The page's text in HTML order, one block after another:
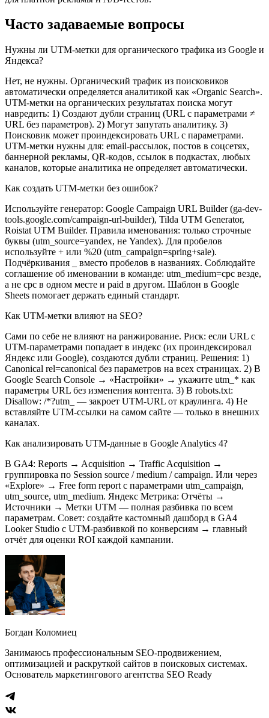
Часто задаваемые вопросы
Нужны ли UTM-метки для органического трафика из Google и
Яндекса?
Нет, не нужны. Органический трафик из поисковиков
автоматически определяется аналитикой как «Organic Search».
UTM-метки на органических результатах поиска могут
навредить: 1) Создают дубли страниц (URL с параметрами ≠
URL без параметров). 2) Могут запутать аналитику. 3)
Поисковик может проиндексировать URL с параметрами.
UTM-метки нужны для: email-рассылок, постов в соцсетях,
баннерной рекламы, QR-кодов, ссылок в подкастах, любых
каналов, которые аналитика не определяет автоматически.
Как создать UTM-метки без ошибок?
Используйте генератор: Google Campaign URL Builder (ga-dev-
tools.google.com/campaign-url-builder), Tilda UTM Generator,
Roistat UTM Builder. Правила именования: только строчные
буквы (utm_source=yandex, не Yandex). Для пробелов
используйте + или %20 (utm_campaign=spring+sale).
Подчёркивания _ вместо пробелов в названиях. Соблюдайте
соглашение об именовании в команде: utm_medium=cpc везде,
а не cpc в одном месте и paid в другом. Шаблон в Google
Sheets помогает держать единый стандарт.
Как UTM-метки влияют на SEO?
Сами по себе не влияют на ранжирование. Риск: если URL с
UTM-параметрами попадает в индекс (их проиндексировал
Яндекс или Google), создаются дубли страниц. Решения: 1)
Canonical rel=canonical без параметров на всех страницах. 2) В
Google Search Console → «Настройки» → укажите utm_* как
параметры URL без изменения контента. 3) В robots.txt:
Disallow: /*?utm_ — закроет UTM-URL от краулинга. 4) Не
вставляйте UTM-ссылки на самом сайте — только в внешних
каналах.
Как анализировать UTM-данные в Google Analytics 4?
В GA4: Reports → Acquisition → Traffic Acquisition →
группировка по Session source / medium / campaign. Или через
«Explore» → Free form report с параметрами utm_campaign,
utm_source, utm_medium. Яндекс Метрика: Отчёты →
Источники → Метки UTM — полная разбивка по всем
параметрам. Совет: создайте кастомный дашборд в GA4
Looker Studio с UTM-разбивкой по конверсиям → главный
отчёт для оценки ROI каждой кампании.
Богдан Коломиец
Занимаюсь профессиональным SEO-продвижением,
оптимизацией и раскруткой сайтов в поисковых системах.
Основатель маркетингового агентства SEO Ready